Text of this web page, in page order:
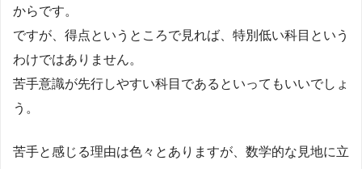
からです。
ですが、得点というところで見れば、特別低い科目という
わけではありません。
苦手意識が先行しやすい科目であるといってもいいでしょ
う。
苦手と感じる理由は色々とありますが、数学的な見地に立